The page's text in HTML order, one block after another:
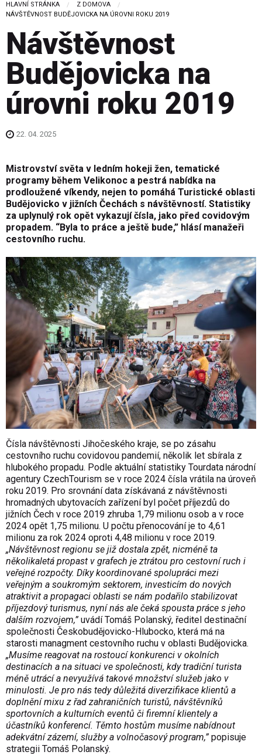
HLAVNÍ STRÁNKA
Z DOMOVA
CURRENT:
NÁVŠTĚVNOST BUDĚJOVICKA NA ÚROVNI ROKU 2019
Návštěvnost
Budějovicka na
úrovni roku 2019
22. 04. 2025
Mistrovství světa v ledním hokeji žen, tematické
programy během Velikonoc a pestrá nabídka na
prodloužené víkendy, nejen to pomáhá Turistické oblasti
Budějovicko v jižních Čechách s návštěvností. Statistiky
za uplynulý rok opět vykazují čísla, jako před covidovým
propadem. “Byla to práce a ještě bude,” hlásí manažeři
cestovního ruchu.
Čísla návštěvnosti Jihočeského kraje, se po zásahu
cestovního ruchu covidovou pandemií, několik let sbírala z
hlubokého propadu. Podle aktuální statistiky Tourdata národní
agentury CzechTourism se v roce 2024 čísla vrátila na úroveň
roku 2019. Pro srovnání data získávaná z návštěvnosti
hromadných ubytovacích zařízení byl počet příjezdů do
jižních Čech v roce 2019 zhruba 1,79 milionu osob a v roce
2024 opět 1,75 milionu. U počtu přenocování je to 4,61
milionu za rok 2024 oproti 4,48 milionu v roce 2019.
„Návštěvnost regionu se již dostala zpět, nicméně ta
několikaletá propast v grafech je ztrátou pro cestovní ruch i
veřejné rozpočty. Díky koordinované spolupráci mezi
veřejným a soukromým sektorem, investicím do nových
atraktivit a propagaci oblasti se nám podařilo stabilizovat
příjezdový turismus, nyní nás ale čeká spousta práce s jeho
dalším rozvojem,” uvádí Tomáš Polanský, ředitel destinační
společnosti Českobudějovicko-Hlubocko, která má na
starosti managment cestovního ruchu v oblasti Budějovicka.
„Musíme reagovat na rostoucí konkurenci v okolních
destinacích a na situaci ve společnosti, kdy tradiční turista
méně utrácí a nevyužívá takové množství služeb jako v
minulosti. Je pro nás tedy důležitá diverzifikace klientů a
doplnění mixu z řad zahraničních turistů, návštěvníků
sportovních a kulturních eventů či firemní klientely a
účastníků konferencí. Těmto hostům musíme nabídnout
adekvátní zázemí, služby a volnočasový program,” popisuje
strategii Tomáš Polanský.